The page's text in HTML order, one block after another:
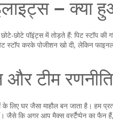
– क्या
छोटे पॉइंट्स में तोड़ते हैं: पिट स्टॉप
स्टॉप करके पोजीशन खो दी, लेकिन
और टीम रणनीति
के लिए घर जैसा माहौल बन जाता है। हम
जैसे कि अगर आप मैक्स वर्स्टैप्पेन का फैन